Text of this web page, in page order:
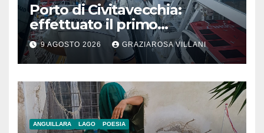
Porto di Civitavecchia:
effettuato il primo
rifornimento di GNL ad una
nave da crociera
9 AGOSTO 2026 GRAZIAROSA VILLANI
ANGUILLARA LAGO POESIA